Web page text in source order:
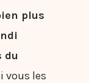
plus
du
vous les